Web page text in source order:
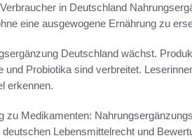
in Deutschland
eine ausgewogene Ernährung zu
Deutschland wächst.
und Probiotika sind verbreitet.
erkennen.
zu Medikamenten:
Lebensmittelrecht und